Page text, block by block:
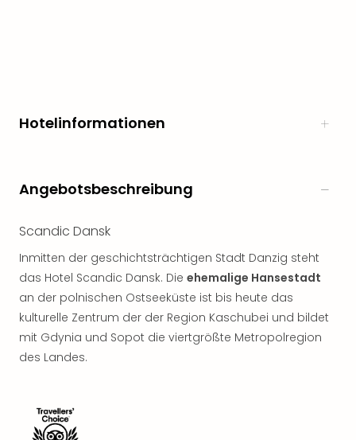
Hotelinformationen
Angebotsbeschreibung
Scandic Dansk
Inmitten der geschichtsträchtigen Stadt Danzig steht
das Hotel Scandic Dansk. Die ehemalige Hansestadt
an der polnischen Ostseeküste ist bis heute das
kulturelle Zentrum der der Region Kaschubei und bildet
mit Gdynia und Sopot die viertgrößte Metropolregion
des Landes.